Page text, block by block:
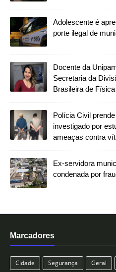
Adolescente é
porte ilegal de
Docente da
Secretaria da
Brasileira de
Polícia Civil
investigado por
ameaças contra
Ex-servidora
condenada por
Marcadores
Cidade Segurança Geral